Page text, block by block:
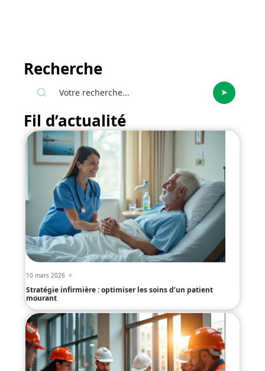
Recherche
Fil d’actualité
10 mars 2026
Stratégie infirmière : optimiser les soins d’un patient
mourant